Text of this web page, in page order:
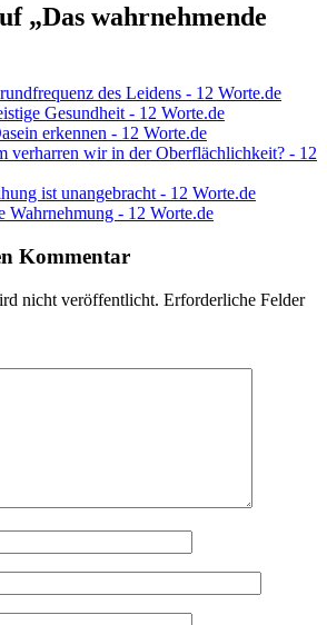
„Das wahrnehmende
des Leidens - 12 Worte.de
Gesundheit - 12 Worte.de
erkennen - 12 Worte.de
verharren wir in der Oberflächlichkeit? - 12
ist unangebracht - 12 Worte.de
Wahrnehmung - 12 Worte.de
Kommentar
nicht veröffentlicht. Erforderliche Felder